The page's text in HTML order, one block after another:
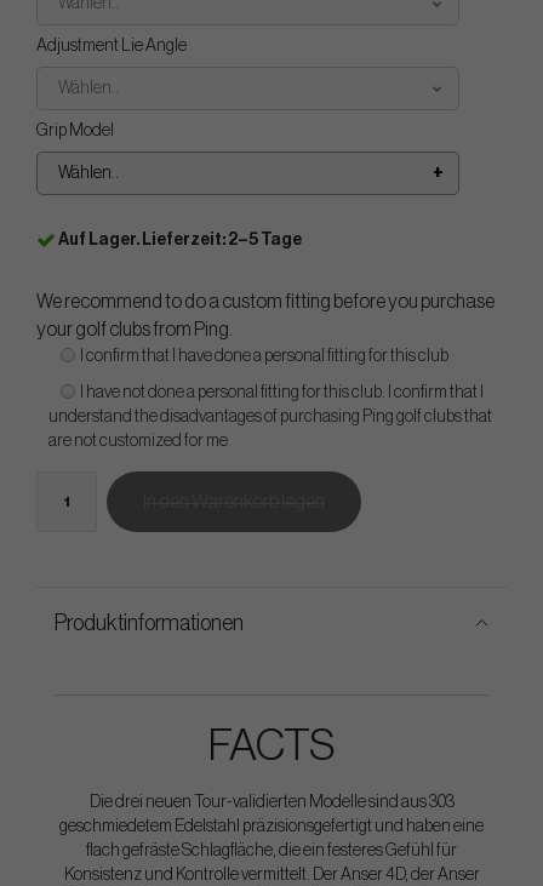
Wählen..
Adjustment Lie Angle
Wählen..
Grip Model
Wählen..
Auf Lager. Lieferzeit: 2–5 Tage
We recommend to do a custom fitting before you purchase
your golf clubs from Ping.
I confirm that I have done a personal fitting for this club
I have not done a personal fitting for this club. I confirm that I
understand the disadvantages of purchasing Ping golf clubs that
are not customized for me
Produktinformationen
FACTS
Die drei neuen Tour-validierten Modelle sind aus 303
geschmiedetem Edelstahl präzisionsgefertigt und haben eine
flach gefräste Schlagfläche, die ein festeres Gefühl für
Konsistenz und Kontrolle vermittelt. Der Anser 4D, der Anser